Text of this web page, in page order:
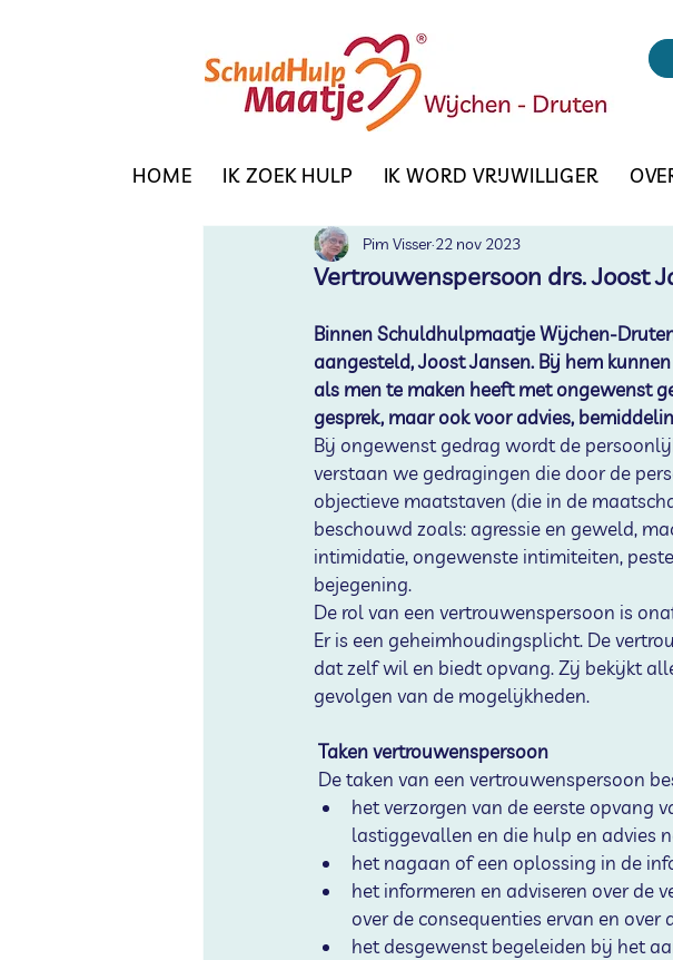
HOME IK ZOEK HULP IK WORD VRIJWILLIGER
Vertrouwenspersoon drs. Joost
Pim Visser 22 nov 2023
Binnen Schuldhulpmaatje Wijchen-
aangesteld, Joost Jansen. Bij hem
als men te maken heeft met ongewenst
gesprek, maar ook voor advies,
Bij ongewenst gedrag wordt de
verstaan we gedragingen die door de
objectieve maatstaven (die in de
beschouwd zoals: agressie en geweld,
intimidatie, ongewenste intimiteiten,
bejegening.
De rol van een vertrouwenspersoon is
Er is een geheimhoudingsplicht. De
dat zelf wil en biedt opvang. Zij bekijkt
gevolgen van de mogelijkheden.
Taken vertrouwenspersoon
De taken van een vertrouwenspersoon
het verzorgen van de eerste opvang
lastiggevallen en die hulp en advies
het nagaan of een oplossing in de
het informeren en adviseren over de
over de consequenties ervan en
het desgewenst begeleiden bij het